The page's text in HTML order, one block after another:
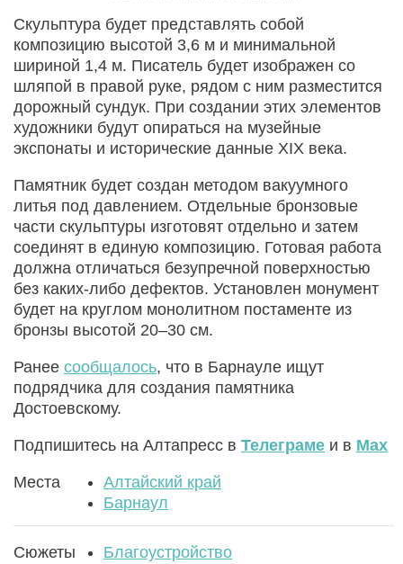
Скульптура будет представлять собой
композицию высотой 3,6 м и минимальной
шириной 1,4 м. Писатель будет изображен со
шляпой в правой руке, рядом с ним разместится
дорожный сундук. При создании этих элементов
художники будут опираться на музейные
экспонаты и исторические данные XIX века.
Памятник будет создан методом вакуумного
литья под давлением. Отдельные бронзовые
части скульптуры изготовят отдельно и затем
соединят в единую композицию. Готовая работа
должна отличаться безупречной поверхностью
без каких-либо дефектов. Установлен монумент
будет на круглом монолитном постаменте из
бронзы высотой 20–30 см.
Ранее сообщалось, что в Барнауле ищут
подрядчика для создания памятника
Достоевскому.
Подпишитесь на Алтапресс в Телеграме и в Max
Места
Алтайский край
Барнаул
Сюжеты Благоустройство